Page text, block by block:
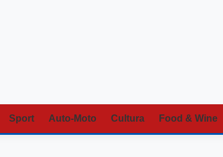
Sport Auto-Moto Cultura Food & Wine